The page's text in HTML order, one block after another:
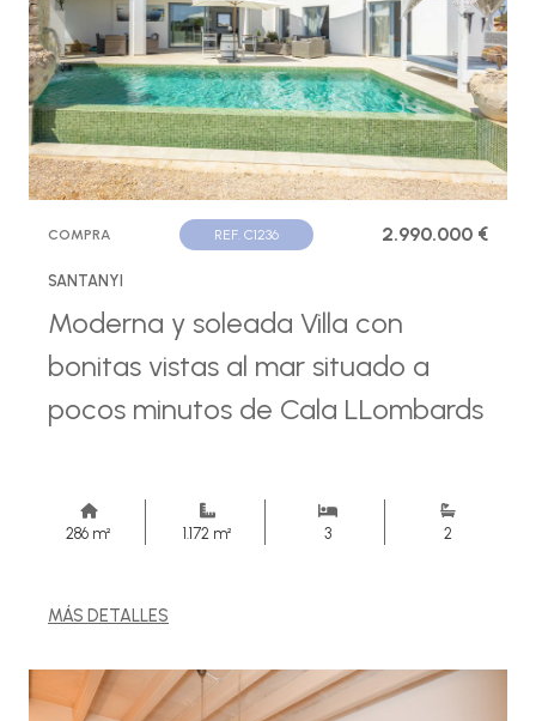
COMPRA REF. C1236 2.990.000 €
SANTANYI
Moderna y soleada Villa con
bonitas vistas al mar situado a
pocos minutos de Cala LLombards
286 m² 1.172 m² 3 2
MÁS DETALLES